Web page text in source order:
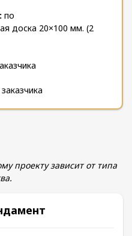
по
доска 20×100 мм. (2
проекту зависит от типа